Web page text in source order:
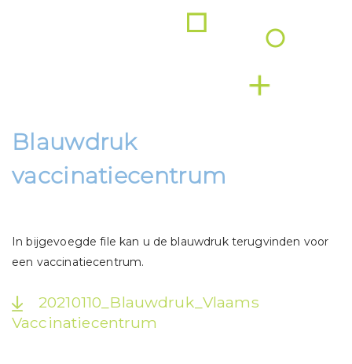
Blauwdruk
vaccinatiecentrum
In bijgevoegde file kan u de blauwdruk terugvinden voor
een vaccinatiecentrum.
20210110_Blauwdruk_Vlaams
Vaccinatiecentrum